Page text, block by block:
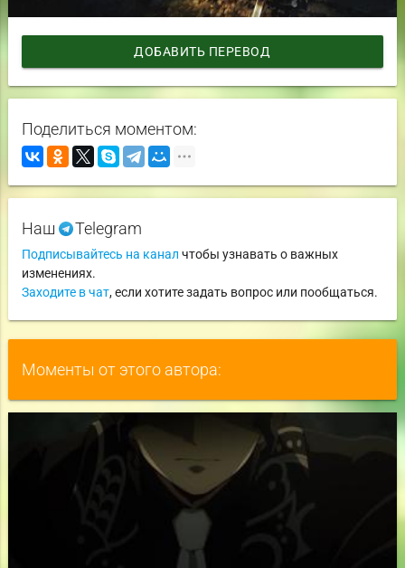
ДОБАВИТЬ ПЕРЕВОД
Поделиться моментом:
Наш Telegram
Подписывайтесь на канал чтобы узнавать о важных
изменениях.
Заходите в чат, если хотите задать вопрос или пообщаться.
Моменты от этого автора: